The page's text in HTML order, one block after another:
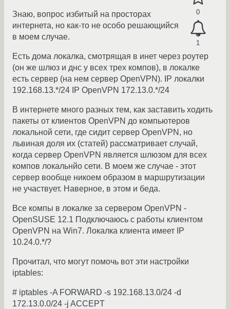
0
1
Знаю, вопрос избитый на просторах
интернета, но как-то не особо решающийся
в моем случае.
Есть дома локалка, смотрящая в инет через роутер
(он же шлюз и днс у всех трех компов), в локалке
есть сервер (на нем сервер OpenVPN). IP локалки
192.168.13.*/24 IP OpenVPN 172.13.0.*/24
В интернете много разных тем, как заставить ходить
пакеты от клиентов OpenVPN до компьютеров
локальной сети, где сидит сервер OpenVPN, но
львиная доля их (статей) рассматривает случай,
когда сервер OpenVPN является шлюзом для всех
компов локальнйо сети. В моем же случае - этот
сервер вообще никоем образом в маршрутизации
не участвует. Наверное, в этом и беда.
Все компы в локалке за сервером OpenVPN -
OpenSUSE 12.1 Подключаюсь с работы клиентом
OpenVPN на Win7. Локалка клиента имеет IP
10.24.0.*/?
Прочитал, что могут помочь вот эти настройки
iptables:
# iptables -A FORWARD -s 192.168.13.0/24 -d
172.13.0.0/24 -j ACCEPT